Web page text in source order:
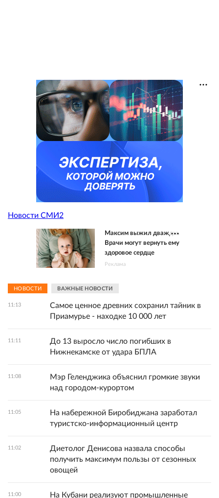
Новости СМИ2
Максим выжил дважды.
Врачи могут вернуть ему
здоровое сердце
Реклама
НОВОСТИ ВАЖНЫЕ НОВОСТИ
11:13
Самое ценное древних сохранил тайник в
Приамурье - находке 10 000 лет
11:11
До 13 выросло число погибших в
Нижнекамске от удара БПЛА
11:08
Мэр Геленджика объяснил громкие звуки
над городом-курортом
11:05
На набережной Биробиджана заработал
туристско-информационный центр
11:02
Диетолог Денисова назвала способы
получить максимум пользы от сезонных
овощей
11:00 На Кубани реализуют промышленные